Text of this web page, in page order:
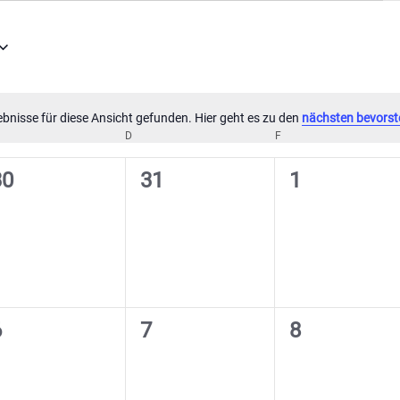
Hinweis
für diese Ansicht gefunden. Hier geht es zu den nächsten
D F
0
31
0
1
0
7
0
8